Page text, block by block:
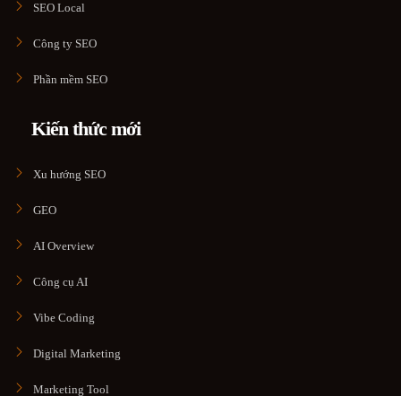
SEO Local
Công ty SEO
Phần mềm SEO
Kiến thức mới
Xu hướng SEO
GEO
AI Overview
Công cụ AI
Vibe Coding
Digital Marketing
Marketing Tool